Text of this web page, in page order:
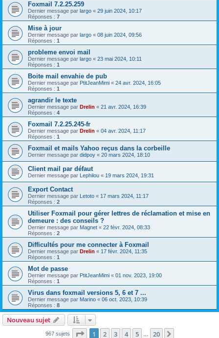
Foxmail 7.2.25.259
Dernier message par largo « 29 juin 2024, 10:17
Réponses : 7
Mise à jour
Dernier message par largo « 08 juin 2024, 09:56
Réponses : 1
probleme envoi mail
Dernier message par largo « 23 mai 2024, 10:11
Réponses : 1
Boite mail envahie de pub
Dernier message par PtitJeanMimi « 24 avr. 2024, 16:05
Réponses : 1
agrandir le texte
Dernier message par Drelin « 21 avr. 2024, 16:39
Réponses : 4
Foxmail 7.2.25.245-fr
Dernier message par Drelin « 04 avr. 2024, 11:17
Réponses : 1
Foxmail et mails Yahoo reçus dans la corbeille
Dernier message par didpoy « 20 mars 2024, 18:10
Client mail par défaut
Dernier message par Lephilou « 19 mars 2024, 19:31
Export Contact
Dernier message par Letoto « 17 mars 2024, 11:17
Réponses : 2
Utiliser Foxmail pour gérer lettres de réclamation et mise en
demeure : des conseils ?
Dernier message par Magnet « 22 févr. 2024, 08:33
Réponses : 2
Difficultés pour me connecter à Foxmail
Dernier message par Drelin « 17 févr. 2024, 11:35
Réponses : 1
Mot de passe
Dernier message par PtitJeanMimi « 01 nov. 2023, 19:00
Réponses : 1
Virus dans foxmail versions 5, 6 et 7 ...
Dernier message par Marino « 06 oct. 2023, 10:39
Réponses : 8
Nouveau sujet
967 sujets Page 1sur20
1 2 3 4 5 20